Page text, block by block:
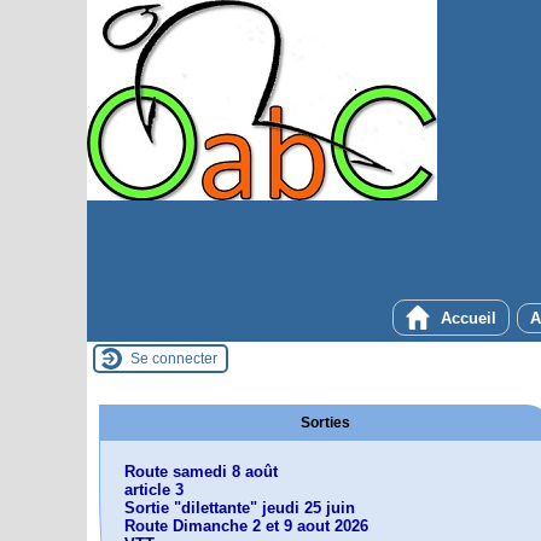
Accueil
Se connecter
Sorties
Route samedi 8 août
article 3
Sortie "dilettante" jeudi 25 juin
Route Dimanche 2 et 9 aout 2026